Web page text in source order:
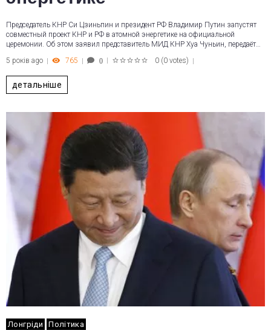
Председатель КНР Си Цзиньпин и президент РФ Владимир Путин запустят
совместный проект КНР и РФ в атомной энергетике на официальной
церемонии. Об этом заявил представитель МИД КНР Хуа Чуньин, передаёт…
5 років ago
765 0 0 (0 votes)
детальніше
Лонгріди Політика